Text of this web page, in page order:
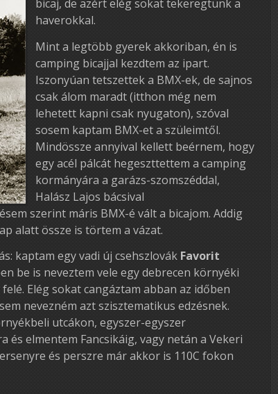
bicaj, de azért elég sokat tekeregtünk a
haverokkal.
Mint a legtöbb gyerek akkoriban, én is
camping bicajjal kezdtem az ipart.
Iszonyúan tetszettek a BMX-ek, de sajnos
csak álom maradt (itthon még nem
lehetett kapni csak nyugaton), szóval
sosem kaptam BMX-et a szüleimtől.
Mindössze annyival kellett beérnem, hogy
egy acél pálcát hegeszttettem a camping
kormányára a garázs-szomszéddal,
Halász Lajos bácsival
szerint máris BMX-é vált a bicajom. Addig
alatt össze is törtem a vázat.
kaptam egy vadi új csehszlovák Favorit
be is neveztem vele egy debrecen környéki
Elég sokat cangáztam abban az időben
nevezném azt szisztematikus edzésnek.
utcákon, egyszer-egyszer
és elmentem Fancsikáig, vagy netán a Vekeri
és perszre már akkor is 110C fokon